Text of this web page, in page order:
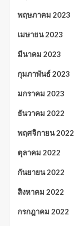
พฤษภาคม 2023
เมษายน 2023
มีนาคม 2023
กุมภาพันธ์ 2023
มกราคม 2023
ธันวาคม 2022
พฤศจิกายน 2022
ตุลาคม 2022
กันยายน 2022
สิงหาคม 2022
กรกฎาคม 2022